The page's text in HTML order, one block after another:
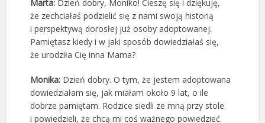
Marta: Dzień dobry, Moniko! Cieszę się i dziękuję,
że zechciałaś podzielić się z nami swoją historią
i perspektywą dorosłej już osoby adoptowanej.
Pamiętasz kiedy i w jaki sposób dowiedziałaś się,
że urodziła Cię inna Mama?
Monika: Dzień dobry. O tym, że jestem adoptowana
dowiedziałam się, jak miałam około 9 lat, o ile
dobrze pamiętam. Rodzice siedli ze mną przy stole
i powiedzieli, że chcą mi coś ważnego powiedzieć.